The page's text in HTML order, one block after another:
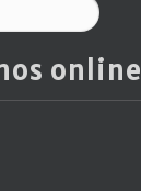
online